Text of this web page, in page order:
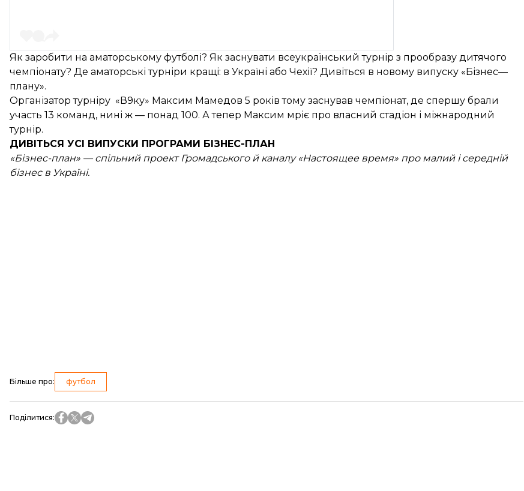
Як заробити на аматорському футболі? Як заснувати всеукраїнський турнір з прообразу дитячого
чемпіонату? Де аматорські турніри кращі: в Україні або Чехії? Дивіться в новому випуску «Бізнес—
плану».
Організатор турніру «В9ку» Максим Мамедов 5 років тому заснував чемпіонат, де спершу брали
участь 13 команд, нині ж — понад 100. А тепер Максим мріє про власний стадіон і міжнародний
турнір.
ДИВІТЬСЯ УСІ ВИПУСКИ ПРОГРАМИ БІЗНЕС-ПЛАН
«Бізнес-план» — спільний проект Громадського й каналу «Настоящее время» про малий і середній
бізнес в Україні.
Більше про: футбол
Поділитися: